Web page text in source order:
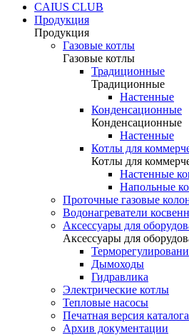
CAIUS CLUB
Продукция
Продукция
Газовые котлы
Газовые котлы
Традиционные
Традиционные
Настенные
Конденсационные
Конденсационные
Настенные
Котлы для
Котлы для
Настенные
Напольные
Проточные газовые
Водонагреватели
Аксессуары для
Аксессуары для
Дымоходы
Гидравлика
Электрические котлы
Тепловые насосы
Печатная версия
Архив документации